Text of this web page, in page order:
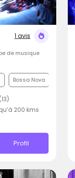
1 avis
de musique
Bossa Nova
200 kms
Profil